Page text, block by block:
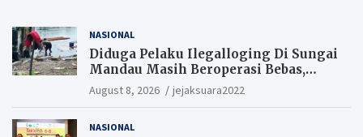
NASIONAL
Diduga Pelaku Ilegalloging Di Sungai
Mandau Masih Beroperasi Bebas,
Masyarakat Minta Aparat Penegak
Hukum Segera Tangkap Aktor Dan
August 8, 2026 jejaksuara2022
NASIONAL